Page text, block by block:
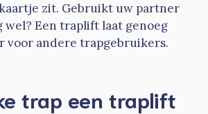
zit. Gebruikt uw partner
wel? Een traplift laat genoeg
voor andere trapgebruikers.
trap een traplift